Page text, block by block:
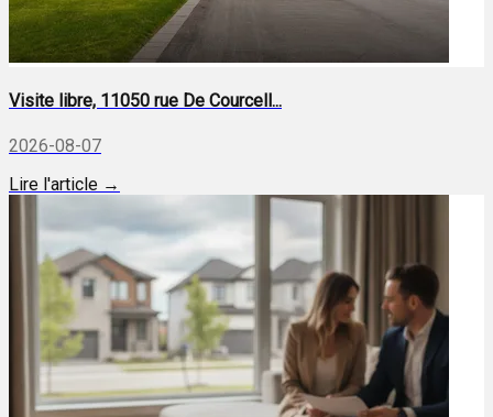
Visite libre, 11050 rue De Courcell...
2026-08-07
Lire l'article →